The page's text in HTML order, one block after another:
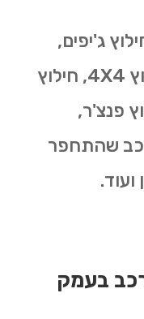
ג'יפים,
שירותי חילוץ וגרירה, חילוץ 4X4, חילוץ
פנצ'ר,
שהתחפר
ועוד.
רכב בעמק